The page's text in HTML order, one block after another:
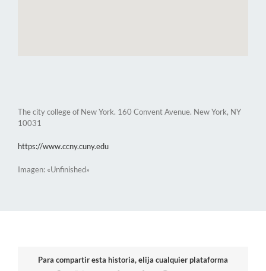
The city college of New York. 160 Convent Avenue. New York, NY
10031
https://www.ccny.cuny.edu
Imagen: «Unfinished»
Para compartir esta historia, elija cualquier plataforma